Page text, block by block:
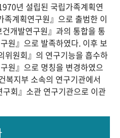
구 역사
연구자들
행정박물 영상 기록물
년 설립된 국립가족계획연
계획연구원』으로 출범한 이
개발연구원』과의 통합을 통
원』으로 발족하였다. 이후 보
위원회』의 연구기능을 흡수하
원』으로 명칭을 변경하였으
복지부 소속의 연구기관에서
회』소관 연구기관으로 이관